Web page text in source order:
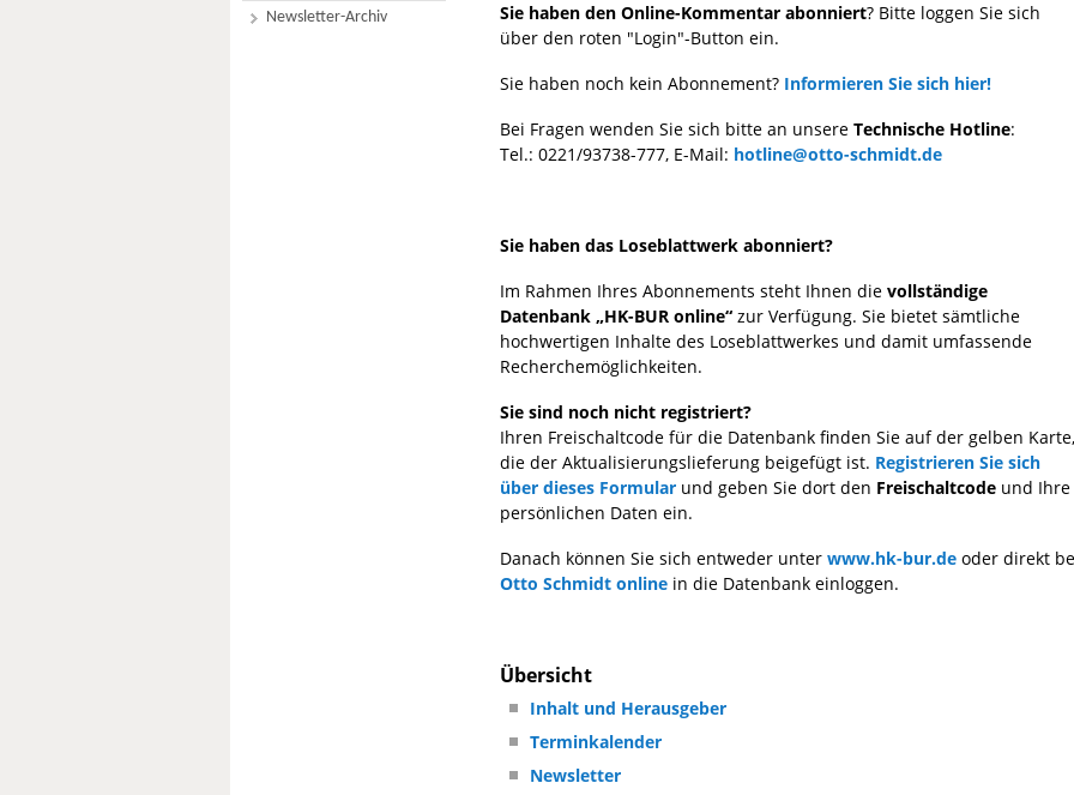
Newsletter-Archiv
Sie haben den Online-Kommentar abonniert? Bitte loggen Sie sich
über den roten "Login"-Button ein.
Sie haben noch kein Abonnement? Informieren Sie sich hier!
Bei Fragen wenden Sie sich bitte an unsere Technische Hotline:
Tel.: 0221/93738-777, E-Mail: hotline@otto-schmidt.de
Sie haben das Loseblattwerk abonniert?
Im Rahmen Ihres Abonnements steht Ihnen die vollständige
Datenbank „HK-BUR online“ zur Verfügung. Sie bietet sämtliche
hochwertigen Inhalte des Loseblattwerkes und damit umfassende
Recherchemöglichkeiten.
Sie sind noch nicht registriert?
Ihren Freischaltcode für die Datenbank finden Sie auf der gelben Karte,
die der Aktualisierungslieferung beigefügt ist. Registrieren Sie sich
über dieses Formular und geben Sie dort den Freischaltcode und Ihre
persönlichen Daten ein.
Danach können Sie sich entweder unter www.hk-bur.de oder direkt
Otto Schmidt online in die Datenbank einloggen.
Übersicht
Inhalt und Herausgeber
Terminkalender
Newsletter